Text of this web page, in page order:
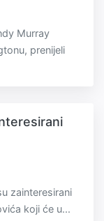
Murray
prenijeli
zainteresirani
koji će u...